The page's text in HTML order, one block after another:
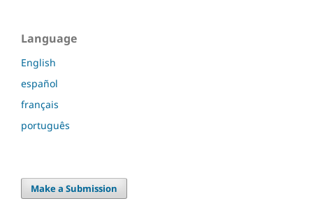
Language
English
español
français
português
Make a Submission